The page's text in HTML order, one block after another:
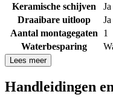
Keramische schijven
Ja
Draaibare uitloop
Ja
Aantal montagegaten
1
Waterbesparing
Lees meer
Handleidingen